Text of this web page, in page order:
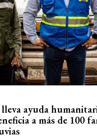
lleva ayuda
a más de 100